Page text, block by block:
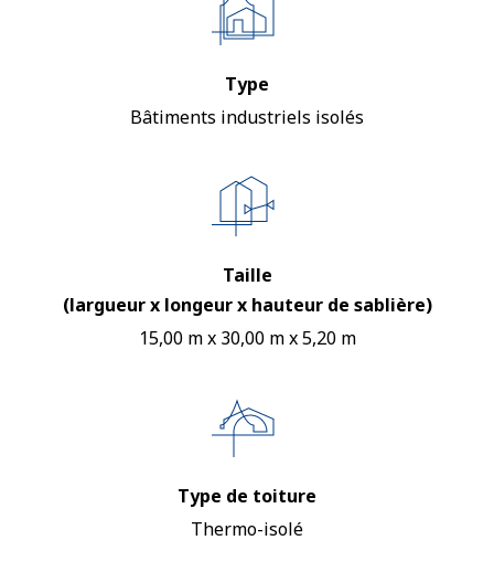
Type
Bâtiments industriels isolés
Taille
(largueur x longeur x hauteur de sablière)
15,00 m x 30,00 m x 5,20 m
Type de toiture
Thermo-isolé